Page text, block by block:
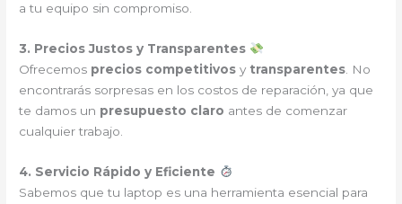
a tu equipo sin compromiso.
3. Precios Justos y Transparentes
Ofrecemos precios competitivos y transparentes . No
encontrarás sorpresas en los costos de reparación, ya que
te damos un presupuesto claro antes de comenzar
cualquier trabajo.
4. Servicio Rápido y Eficiente
Sabemos que tu laptop es una herramienta esencial para